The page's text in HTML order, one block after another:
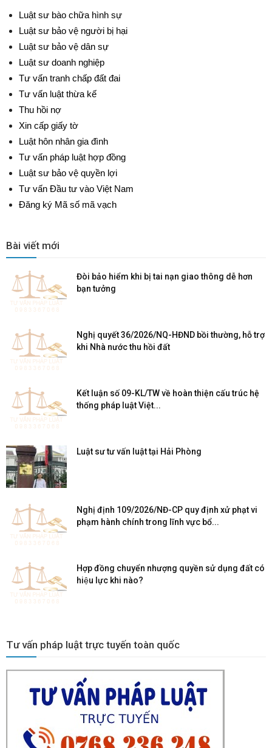
Luật sư bào chữa hình sự
Luật sư bảo vệ người bị hại
Luật sư bảo vệ dân sự
Luật sư doanh nghiệp
Tư vấn tranh chấp đất đai
Tư vấn luật thừa kế
Thu hồi nợ
Xin cấp giấy tờ
Luật hôn nhân gia đình
Tư vấn pháp luật hợp đồng
Luật sư bảo vệ quyền lợi
Tư vấn Đầu tư vào Việt Nam
Đăng ký Mã số mã vạch
Bài viết mới
Đòi bảo hiểm khi bị tai nạn giao thông dễ hơn
bạn tưởng
Nghị quyết 36/2026/NQ-HĐND bồi thường, hỗ trợ
khi Nhà nước thu hồi đất
Kết luận số 09-KL/TW về hoàn thiện cấu trúc hệ
thống pháp luật Việt...
Luật sư tư vấn luật tại Hải Phòng
Nghị định 109/2026/NĐ-CP quy định xử phạt vi
phạm hành chính trong lĩnh vực bổ...
Hợp đồng chuyển nhượng quyền sử dụng đất có
hiệu lực khi nào?
Tư vấn pháp luật trực tuyến toàn quốc